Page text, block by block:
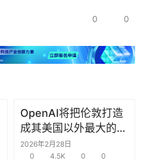
0 0
OpenAI将把伦敦打造
成其美国以外最大的研
究中心
2026年2月28日
0
4.5K 0 0